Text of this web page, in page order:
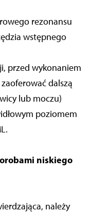
rezonansu
wstępnego
przed wykonaniem
dalszą
lub moczu)
poziomem
niskiego
należy